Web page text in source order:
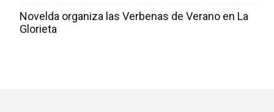
Novelda organiza las Verbenas de Verano en La
Glorieta